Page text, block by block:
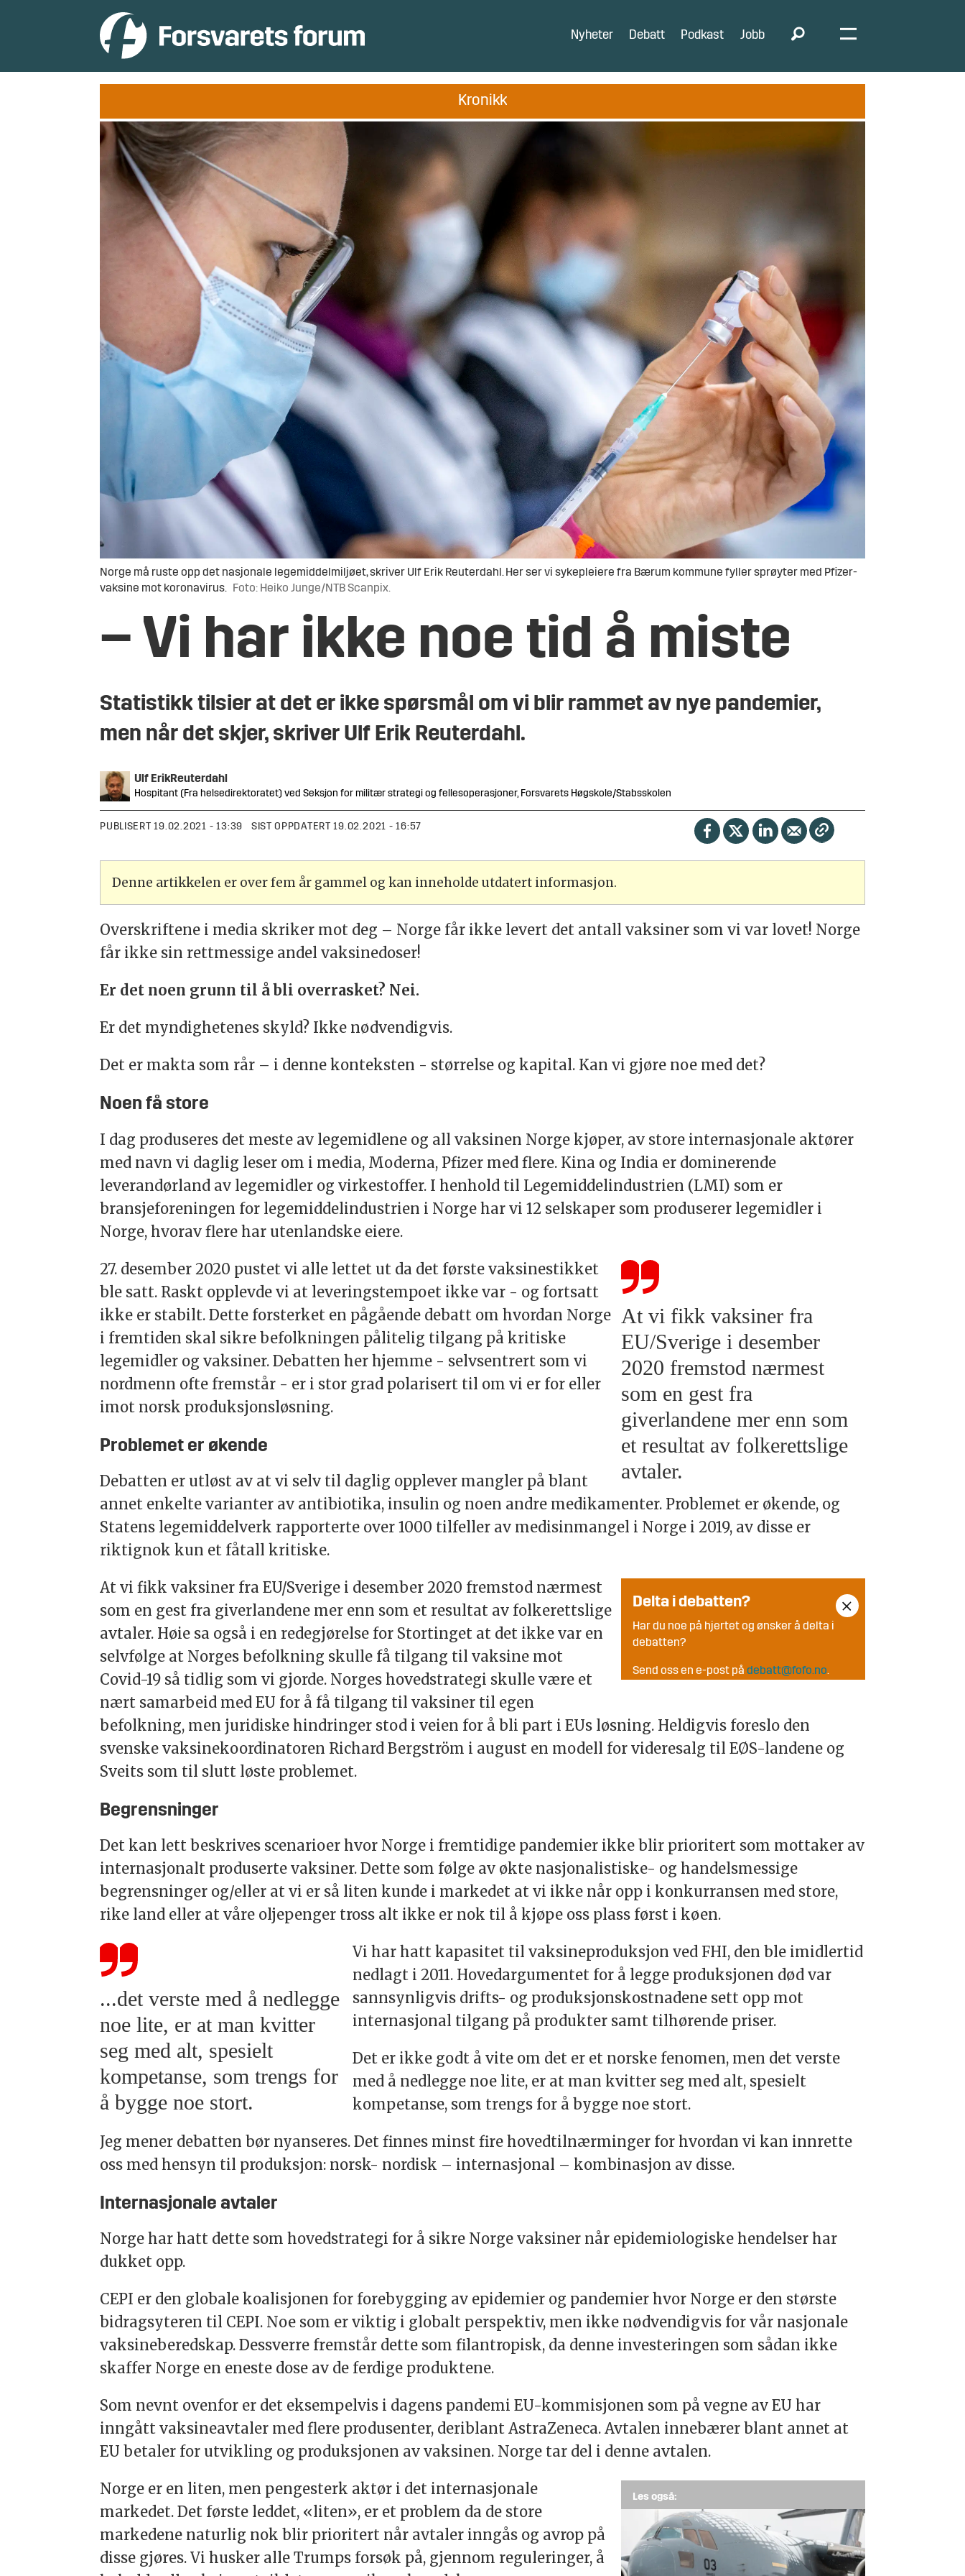
Nyheter Debatt Podkast Jobb
Kronikk
Norge må ruste opp det nasjonale legemiddelmiljøet, skriver Ulf Erik Reuterdahl. Her ser vi sykepleiere fra Bærum kommune fyller sprøyter med Pfizer-
vaksine mot koronavirus.
Foto: Heiko Junge/NTB Scanpix.
– Vi har ikke noe tid å miste
Statistikk tilsier at det er ikke spørsmål om vi blir rammet av nye pandemier,
men når det skjer, skriver Ulf Erik Reuterdahl.
Ulf ErikReuterdahl
Hospitant (Fra helsedirektoratet) ved Seksjon for militær strategi og fellesoperasjoner, Forsvarets Høgskole/Stabsskolen
PUBLISERT 19.02.2021 - 13:39 SIST OPPDATERT 19.02.2021 - 16:57
Denne artikkelen er over fem år gammel og kan inneholde utdatert informasjon.
Overskriftene i media skriker mot deg – Norge får ikke levert det antall vaksiner som vi var lovet! Norge
får ikke sin rettmessige andel vaksinedoser!
Er det noen grunn til å bli overrasket? Nei.
Er det myndighetenes skyld? Ikke nødvendigvis.
Det er makta som rår – i denne konteksten - størrelse og kapital. Kan vi gjøre noe med det?
Noen få store
I dag produseres det meste av legemidlene og all vaksinen Norge kjøper, av store internasjonale aktører
med navn vi daglig leser om i media, Moderna, Pfizer med flere. Kina og India er dominerende
leverandørland av legemidler og virkestoffer. I henhold til Legemiddelindustrien (LMI) som er
bransjeforeningen for legemiddelindustrien i Norge har vi 12 selskaper som produserer legemidler i
Norge, hvorav flere har utenlandske eiere.
At vi fikk vaksiner fra
EU/Sverige i desember
2020 fremstod nærmest
som en gest fra
giverlandene mer enn som
et resultat av folkerettslige
avtaler.
27. desember 2020 pustet vi alle lettet ut da det første vaksinestikket
ble satt. Raskt opplevde vi at leveringstempoet ikke var - og fortsatt
ikke er stabilt. Dette forsterket en pågående debatt om hvordan Norge
i fremtiden skal sikre befolkningen pålitelig tilgang på kritiske
legemidler og vaksiner. Debatten her hjemme - selvsentrert som vi
nordmenn ofte fremstår - er i stor grad polarisert til om vi er for eller
imot norsk produksjonsløsning.
Problemet er økende
Debatten er utløst av at vi selv til daglig opplever mangler på blant
annet enkelte varianter av antibiotika, insulin og noen andre medikamenter. Problemet er økende, og
Statens legemiddelverk rapporterte over 1000 tilfeller av medisinmangel i Norge i 2019, av disse er
riktignok kun et fåtall kritiske.
Delta i debatten?
Har du noe på hjertet og ønsker å delta i
debatten?
Send oss en e-post på debatt@fofo.no.
At vi fikk vaksiner fra EU/Sverige i desember 2020 fremstod nærmest
som en gest fra giverlandene mer enn som et resultat av folkerettslige
avtaler. Høie sa også i en redegjørelse for Stortinget at det ikke var en
selvfølge at Norges befolkning skulle få tilgang til vaksine mot
Covid-19 så tidlig som vi gjorde. Norges hovedstrategi skulle være et
nært samarbeid med EU for å få tilgang til vaksiner til egen
befolkning, men juridiske hindringer stod i veien for å bli part i EUs løsning. Heldigvis foreslo den
svenske vaksinekoordinatoren Richard Bergström i august en modell for videresalg til EØS-landene og
Sveits som til slutt løste problemet.
Begrensninger
Det kan lett beskrives scenarioer hvor Norge i fremtidige pandemier ikke blir prioritert som mottaker av
internasjonalt produserte vaksiner. Dette som følge av økte nasjonalistiske- og handelsmessige
begrensninger og/eller at vi er så liten kunde i markedet at vi ikke når opp i konkurransen med store,
rike land eller at våre oljepenger tross alt ikke er nok til å kjøpe oss plass først i køen.
...det verste med å nedlegge
noe lite, er at man kvitter
seg med alt, spesielt
kompetanse, som trengs for
å bygge noe stort.
Vi har hatt kapasitet til vaksineproduksjon ved FHI, den ble imidlertid
nedlagt i 2011. Hovedargumentet for å legge produksjonen død var
sannsynligvis drifts- og produksjonskostnadene sett opp mot
internasjonal tilgang på produkter samt tilhørende priser.
Det er ikke godt å vite om det er et norske fenomen, men det verste
med å nedlegge noe lite, er at man kvitter seg med alt, spesielt
kompetanse, som trengs for å bygge noe stort.
Jeg mener debatten bør nyanseres. Det finnes minst fire hovedtilnærminger for hvordan vi kan innrette
oss med hensyn til produksjon: norsk- nordisk – internasjonal – kombinasjon av disse.
Internasjonale avtaler
Norge har hatt dette som hovedstrategi for å sikre Norge vaksiner når epidemiologiske hendelser har
dukket opp.
CEPI er den globale koalisjonen for forebygging av epidemier og pandemier hvor Norge er den største
bidragsyteren til CEPI. Noe som er viktig i globalt perspektiv, men ikke nødvendigvis for vår nasjonale
vaksineberedskap. Dessverre fremstår dette som filantropisk, da denne investeringen som sådan ikke
skaffer Norge en eneste dose av de ferdige produktene.
Som nevnt ovenfor er det eksempelvis i dagens pandemi EU-kommisjonen som på vegne av EU har
inngått vaksineavtaler med flere produsenter, deriblant AstraZeneca. Avtalen innebærer blant annet at
EU betaler for utvikling og produksjonen av vaksinen. Norge tar del i denne avtalen.
Les også:
Norge er en liten, men pengesterk aktør i det internasjonale
markedet. Det første leddet, «liten», er et problem da de store
markedene naturlig nok blir prioritert når avtaler inngås og avrop på
disse gjøres. Vi husker alle Trumps forsøk på, gjennom reguleringer, å